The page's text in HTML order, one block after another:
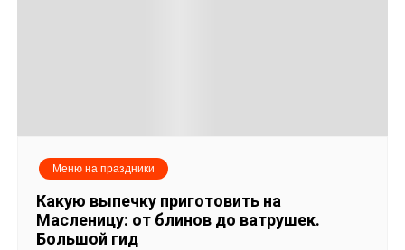
Меню на праздники
Какую выпечку приготовить на
Масленицу: от блинов до ватрушек.
Большой гид